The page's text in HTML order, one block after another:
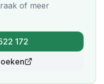
of meer
172